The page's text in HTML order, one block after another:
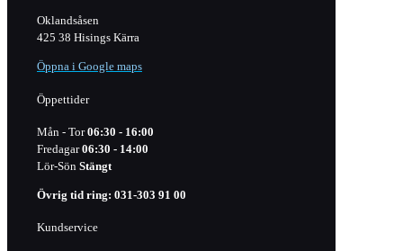
Oklandsåsen
425 38 Hisings Kärra
Öppna i Google maps
Öppettider
Mån - Tor06:30 - 16:00
Fredagar06:30 - 14:00
Lör-Sön Stängt
Övrig tid ring: 031-303 91 00
Kundservice